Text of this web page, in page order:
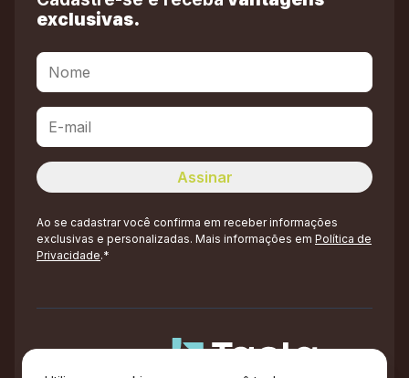
exclusivas.
Ao se cadastrar você confirma em receber informações
exclusivas e personalizadas. Mais informações em Política de
Privacidade.*